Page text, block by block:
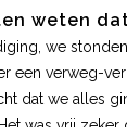
weten
we
een verweg-
dat we alles